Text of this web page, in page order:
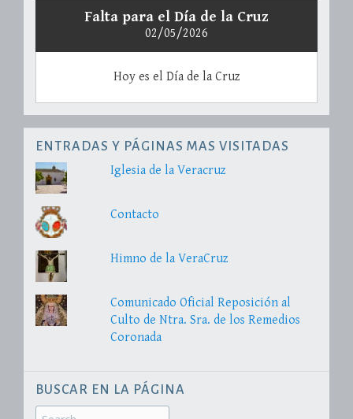
Falta para el Día de la Cruz
02/05/2026
Hoy es el Día de la Cruz
ENTRADAS Y PÁGINAS MAS VISITADAS
Iglesia de la Veracruz
Contacto
Himno de la VeraCruz
Comunicado Oficial Reposición al
Culto de Ntra. Sra. de los Remedios
Coronada
BUSCAR EN LA PÁGINA
Search